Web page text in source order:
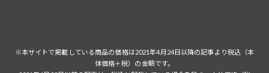
※本サイトで掲載している商品の価格は2021年4月24日以降の記事より税込（本
体価格＋税）の金額です。